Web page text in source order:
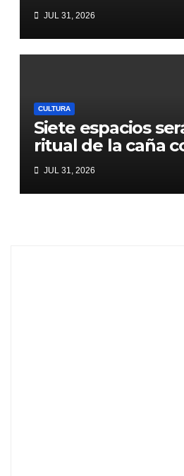
MACC
JUL 31, 2026
CULTURA
Siete espacios
ritual de la caña
el Día de la
JUL 31, 2026